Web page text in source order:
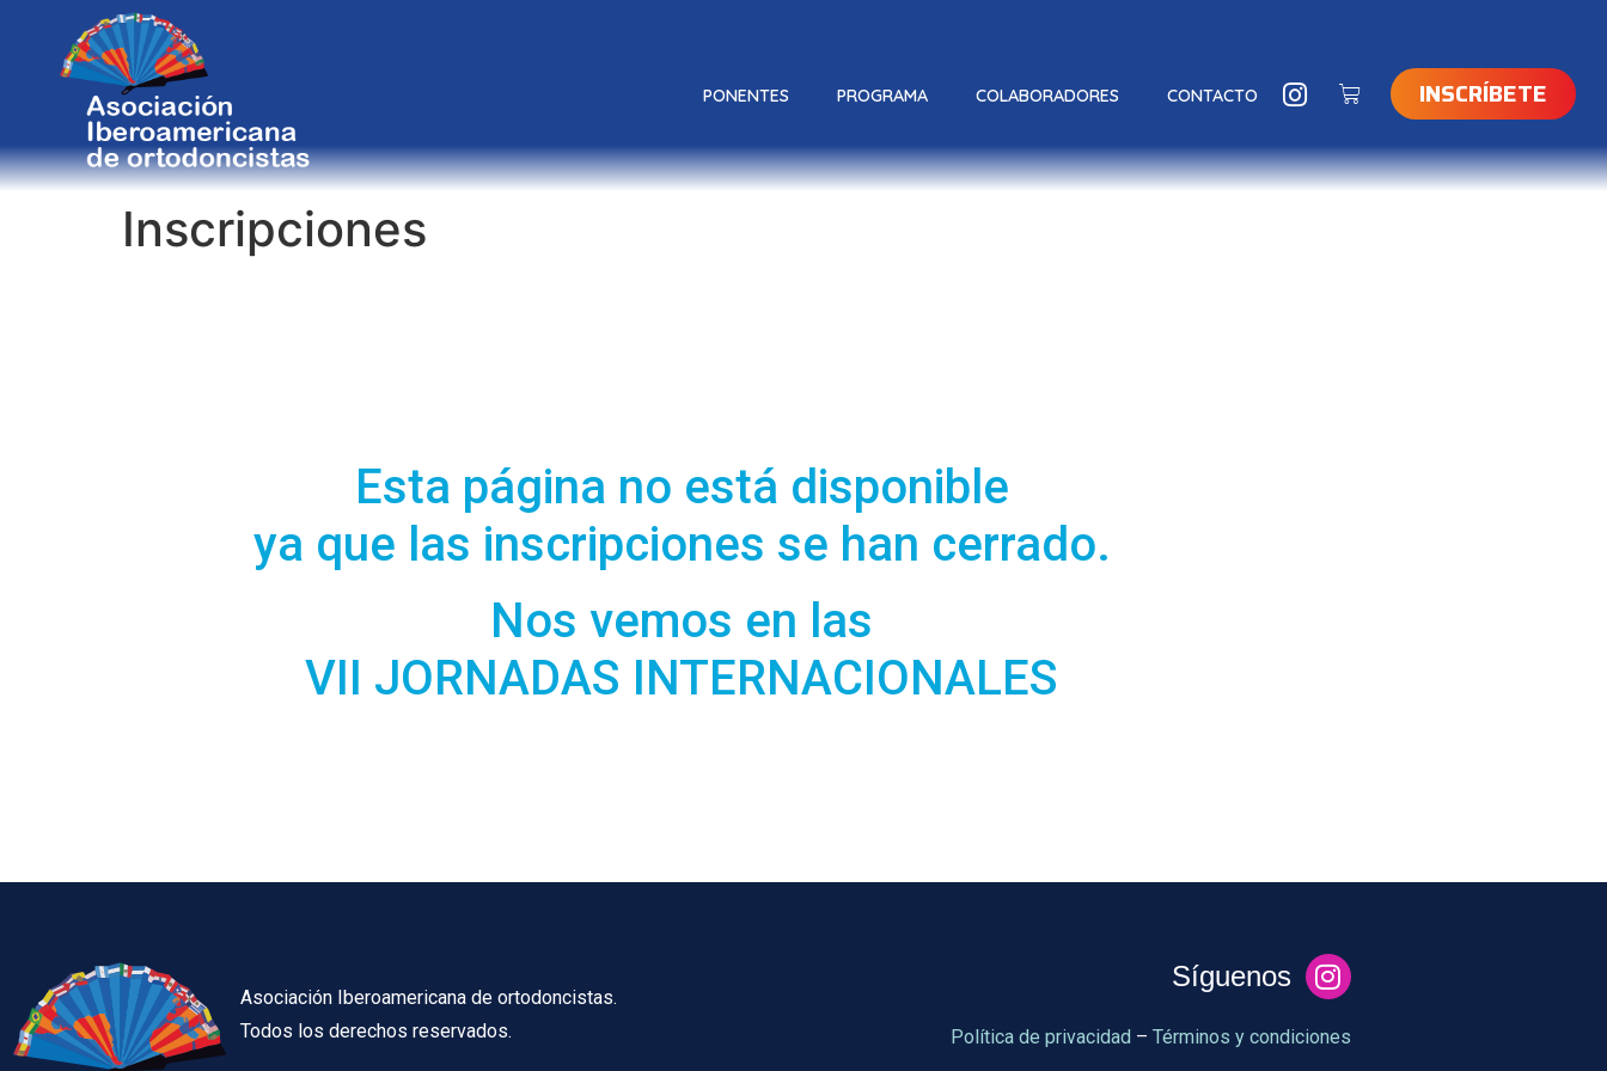
PONENTES PROGRAMA COLABORADORES CONTACTO INSCRÍBETE
Inscripciones
Esta página no está disponible
ya que las inscripciones se han cerrado.
Nos vemos en las
VII JORNADAS INTERNACIONALES
Asociación Iberoamericana de ortodoncistas.
Todos los derechos reservados.
Síguenos
Política de privacidad – Términos y condiciones